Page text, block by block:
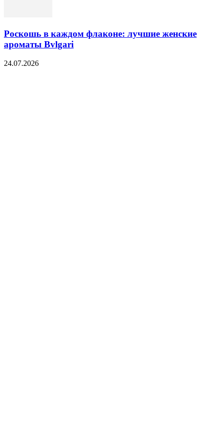
Роскошь в каждом флаконе: лучшие женские
ароматы Bvlgari
24.07.2026